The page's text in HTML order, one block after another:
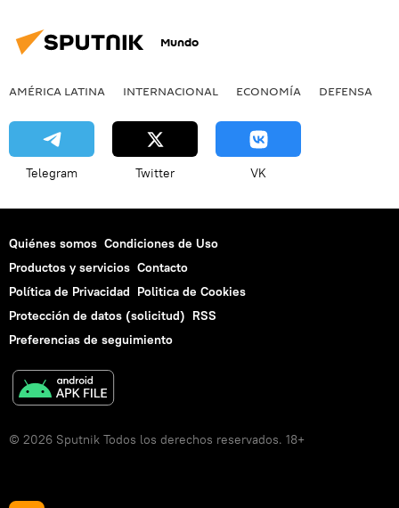
Mundo
AMÉRICA LATINA INTERNACIONAL ECONOMÍA DEFENSA
Telegram Twitter VK
Quiénes somos Condiciones de Uso
Productos y servicios Contacto
Política de Privacidad Politica de Cookies
Protección de datos (solicitud) RSS
Preferencias de seguimiento
© 2026 Sputnik Todos los derechos reservados. 18+